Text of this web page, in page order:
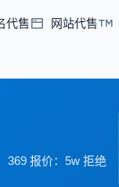
代售 网站代售
369 报价：5w 拒绝